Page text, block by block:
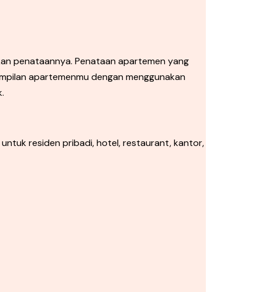
penataannya. Penataan apartemen yang
apartemenmu dengan menggunakan
residen pribadi, hotel, restaurant, kantor,